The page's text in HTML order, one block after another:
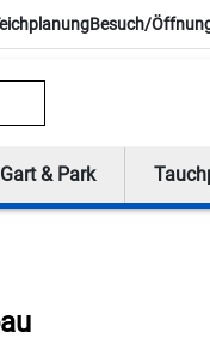
Besuch/
& Park